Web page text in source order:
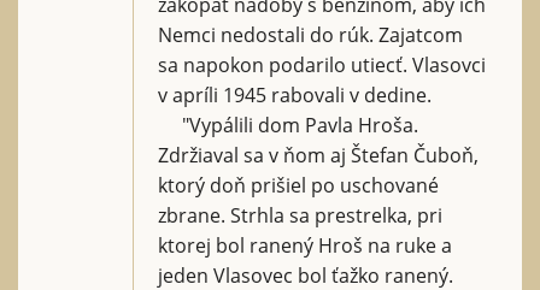
Nemci nedostali do rúk. Zajatcom
sa napokon podarilo utiecť. Vlasovci
v apríli 1945 rabovali v dedine.
"Vypálili dom Pavla Hroša.
Zdržiaval sa v ňom aj Štefan Čuboň,
ktorý doň prišiel po uschované
zbrane. Strhla sa prestrelka, pri
ktorej bol ranený Hroš na ruke a
jeden Vlasovec bol ťažko ranený.